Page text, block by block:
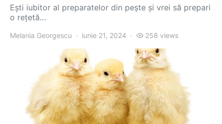
Ești iubitor al preparatelor din pește și vrei să prepari
o rețetă…
Melania Georgescu iunie 21, 2024 258 views